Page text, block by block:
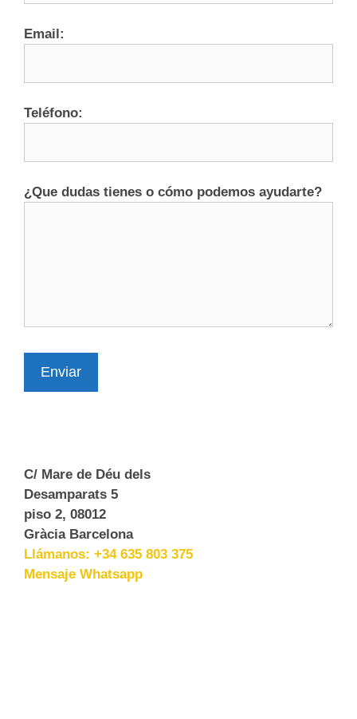
Email:
Teléfono:
¿Que dudas tienes o cómo podemos ayudarte?
Enviar
C/ Mare de Déu dels
Desamparats 5
piso 2, 08012
Gràcia Barcelona
Llámanos: +34 635 803 375
Mensaje Whatsapp